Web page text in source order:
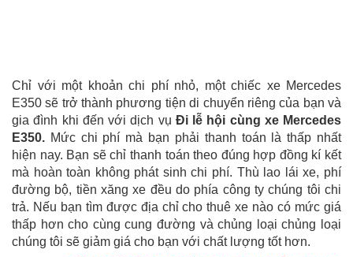
Chỉ với một khoản chi phí nhỏ, một chiếc xe Mercedes
E350 sẽ trở thành phương tiện di chuyển riêng của bạn và
gia đình khi đến với dịch vụ Đi lễ hội cùng xe Mercedes
E350. Mức chi phí mà bạn phải thanh toán là thấp nhất
hiện nay. Bạn sẽ chỉ thanh toán theo đúng hợp đồng kí kết
mà hoàn toàn không phát sinh chi phí. Thù lao lái xe, phí
đường bộ, tiền xăng xe đều do phía công ty chúng tôi chi
trả. Nếu bạn tìm được địa chỉ cho thuê xe nào có mức giá
thấp hơn cho cùng cung đường và chủng loại chủng loại
chúng tôi sẽ giảm giá cho bạn với chất lượng tốt hơn.